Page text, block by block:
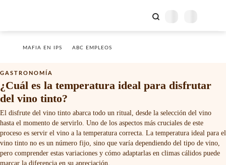
MAFIA EN IPS ABC EMPLEOS
GASTRONOMÍA
¿Cuál es la temperatura ideal para disfrutar
del vino tinto?
El disfrute del vino tinto abarca todo un ritual, desde la selección del vino
hasta el momento de servirlo. Uno de los aspectos más cruciales de este
proceso es servir el vino a la temperatura correcta. La temperatura ideal para el
vino tinto no es un número fijo, sino que varía dependiendo del tipo de vino,
pero comprender estas variaciones y cómo adaptarlas en climas cálidos puede
marcar la diferencia en su apreciación.